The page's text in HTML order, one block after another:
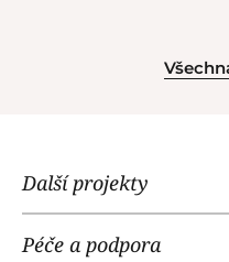
Další projekty
Péče a podpora